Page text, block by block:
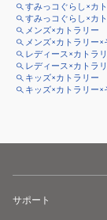
すみっコぐらし×カ
すみっコぐらし×カ
メンズ×カトラリー
メンズ×カトラリー×
レディース×カトラ
レディース×カトラ
キッズ×カトラリー
キッズ×カトラリー×
サポート